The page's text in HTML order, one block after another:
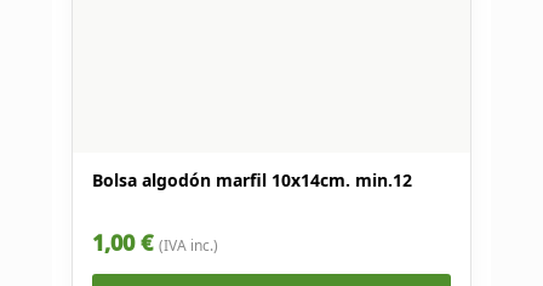
Bolsa algodón marfil 10x14cm. min.12
1,00 € (IVA inc.)